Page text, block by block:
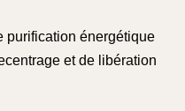
purification énergétique
et de libération